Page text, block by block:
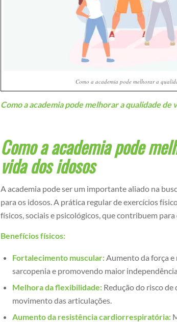
Como a academia pode melhorar a
Como a academia pode melhorar a qualidade de
Como a academia pode
vida dos idosos
A academia pode ser um importante aliado na
para os idosos. A prática regular de exercícios
físicos, sociais e psicológicos, que contribuem
Benefícios físicos:
Fortalecimento muscular: Aumento da força e
sarcopenia e promovendo maior
Melhora da flexibilidade: Redução do risco
movimento das articulações.
Aumento da resistência cardiorrespiratória: